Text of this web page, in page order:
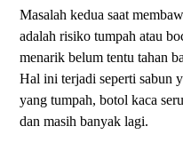
Masalah kedua saat
adalah risiko tumpah atau
menarik belum tentu tahan
Hal ini terjadi seperti sabun
yang tumpah, botol kaca
dan masih banyak lagi.